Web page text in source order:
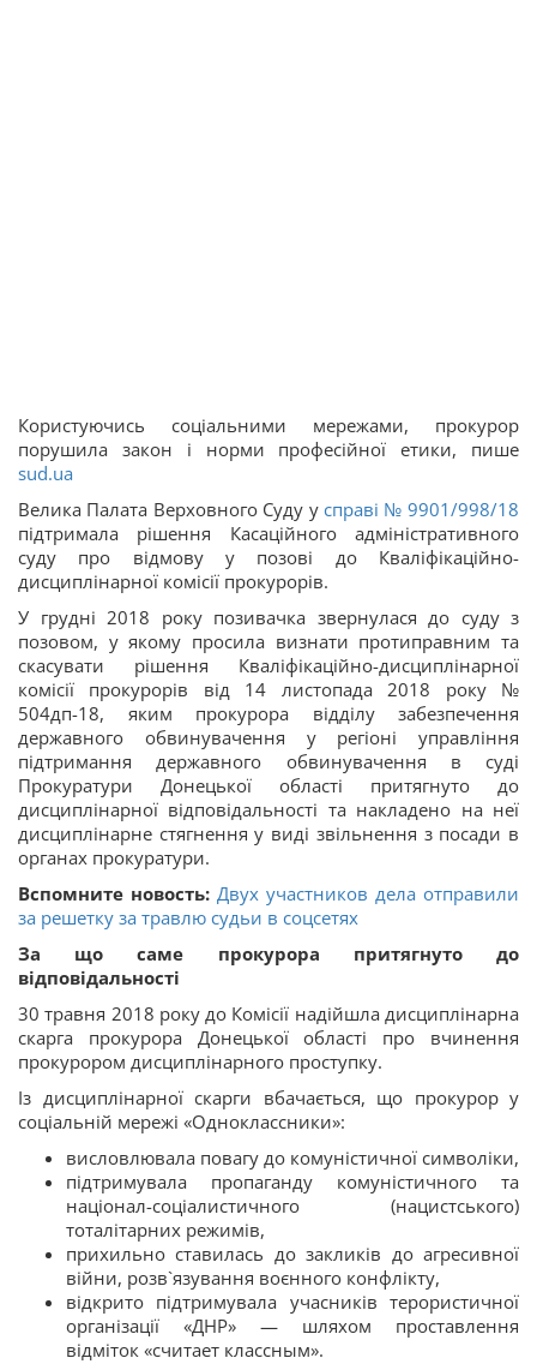
Користуючись соціальними мережами, прокурор
порушила закон і норми професійної етики, пише
sud.ua
Велика Палата Верховного Суду у справі № 9901/998/18
підтримала рішення Касаційного адміністративного
суду про відмову у позові до Кваліфікаційно-
дисциплінарної комісії прокурорів.
У грудні 2018 року позивачка звернулася до суду з
позовом, у якому просила визнати протиправним та
скасувати рішення Кваліфікаційно-дисциплінарної
комісії прокурорів від 14 листопада 2018 року №
504дп-18, яким прокурора відділу забезпечення
державного обвинувачення у регіоні управління
підтримання державного обвинувачення в суді
Прокуратури Донецької області притягнуто до
дисциплінарної відповідальності та накладено на неї
дисциплінарне стягнення у виді звільнення з посади в
органах прокуратури.
Вспомните новость: Двух участников дела отправили
за решетку за травлю судьи в соцсетях
За що саме прокурора притягнуто до
відповідальності
30 травня 2018 року до Комісії надійшла дисциплінарна
скарга прокурора Донецької області про вчинення
прокурором дисциплінарного проступку.
Із дисциплінарної скарги вбачається, що прокурор у
соціальній мережі «Одноклассники»:
висловлювала повагу до комуністичної символіки,
підтримувала пропаганду комуністичного та
націонал-соціалистичного (нацистського)
тоталітарних режимів,
прихильно ставилась до закликів до агресивної
війни, розв`язування воєнного конфлікту,
відкрито підтримувала учасників терористичної
організації «ДНР» — шляхом проставлення
відміток «считает классным».